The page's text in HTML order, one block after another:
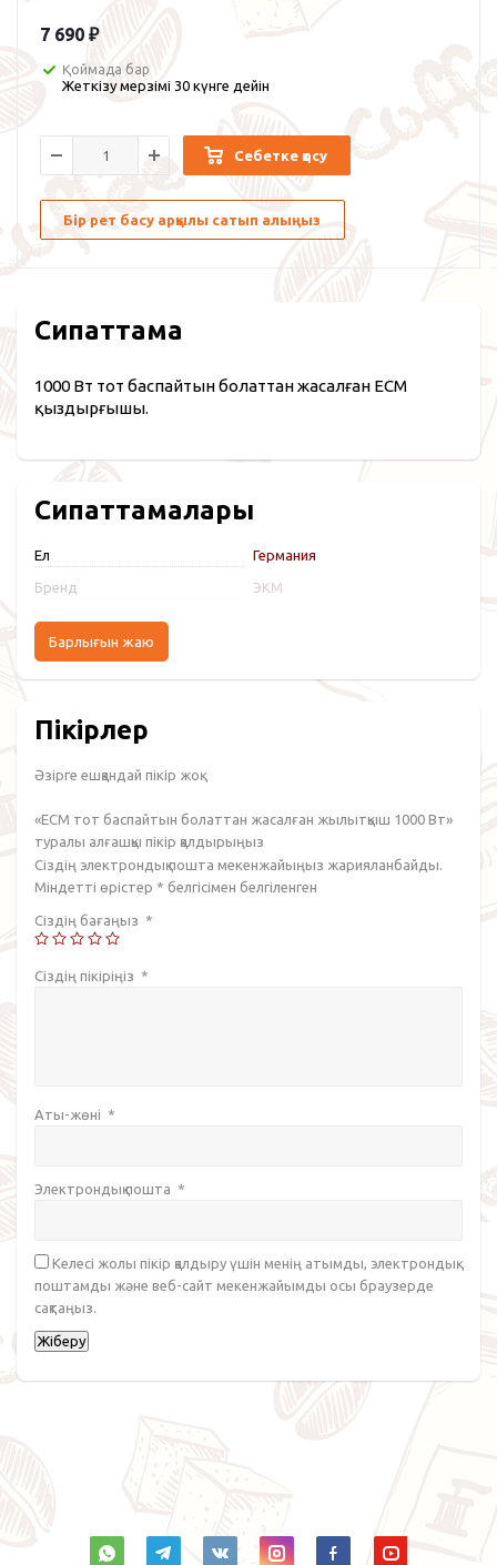
7 690 ₽
Қоймада бар
Жеткізу мерзімі 30 күнге дейін
Себетке қосу
Бір рет басу арқылы сатып алыңыз
Сипаттама
1000 Вт тот баспайтын болаттан жасалған ECM
қыздырғышы.
Сипаттамалары
Ел Германия
Бренд ЭКМ
Барлығын жаю
Пікірлер
Әзірге ешқандай пікір жоқ.
«ECM тот баспайтын болаттан жасалған жылытқыш 1000 Вт»
туралы алғашқы пікір қалдырыңыз
Сіздің электрондық пошта мекенжайыңыз жарияланбайды.
Міндетті өрістер * белгісімен белгіленген
Сіздің бағаңыз *
Сіздің пікіріңіз *
Аты-жөні *
Электрондық пошта *
Келесі жолы пікір қалдыру үшін менің атымды, электрондық
поштамды және веб-сайт мекенжайымды осы браузерде
сақтаңыз.